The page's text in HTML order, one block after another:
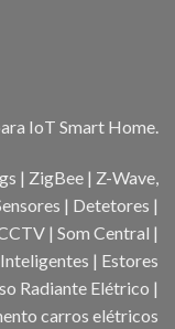
IoT Smart Home.
| ZigBee | Z-Wave,
| Detetores |
| Som Central |
| Estores
Radiante Elétrico |
carros elétricos